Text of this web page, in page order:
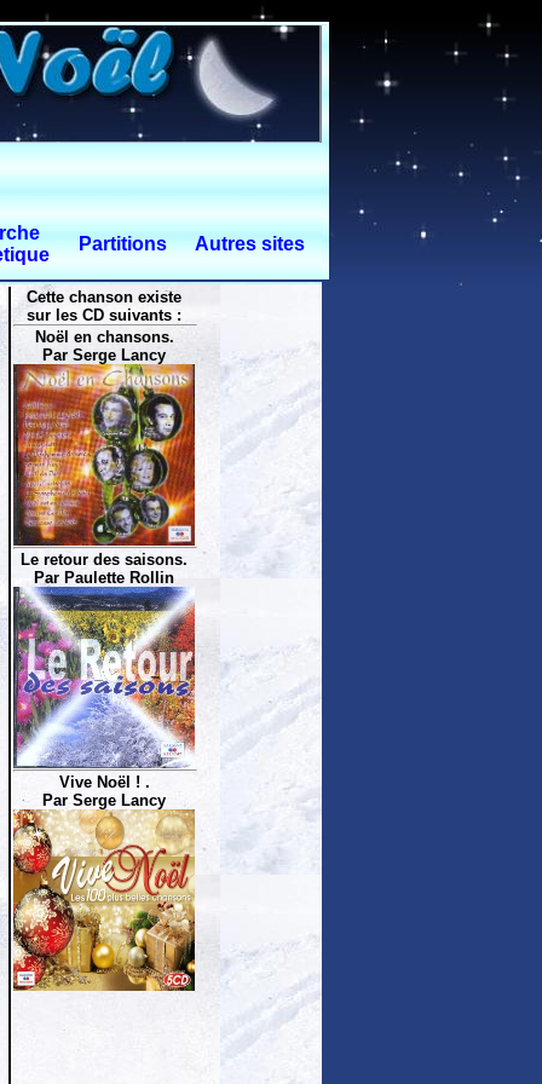
Partitions Autres sites
Cette chanson existe
sur les CD suivants :
Noël en chansons.
Par Serge Lancy
Le retour des saisons.
Par Paulette Rollin
Vive Noël ! .
Par Serge Lancy